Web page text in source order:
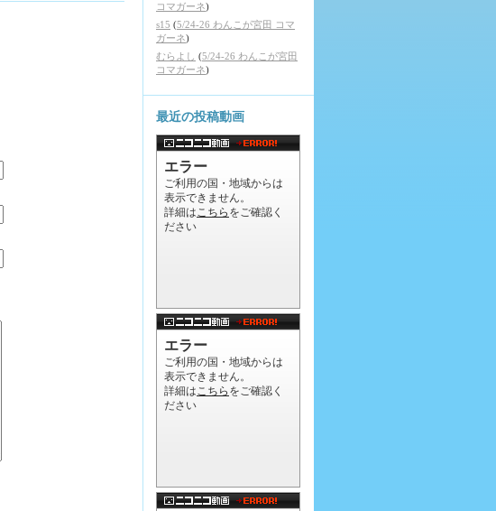
コマガーネ)
s15 (5/24-26 わんこが宮田 コマ
ガーネ)
むらよし (5/24-26 わんこが宮田
コマガーネ)
最近の投稿動画